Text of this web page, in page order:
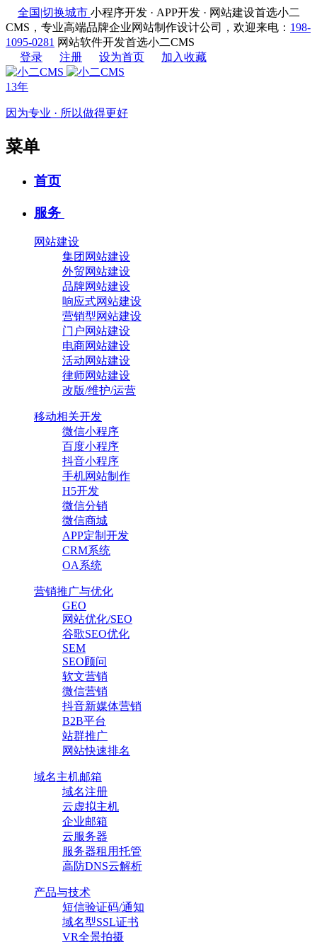
全国|切换城市 小程序开发 · APP开发 · 网站建设首选小二
CMS，专业高端品牌企业网站制作设计公司，欢迎来电： 198-
1095-0281 网站软件开发首选小二CMS
登录
注册 设为首页 加入收藏
13年
因为专业 · 所以做得更好
菜单
首页
服务
网站建设
集团网站建设
外贸网站建设
品牌网站建设
响应式网站建设
营销型网站建设
门户网站建设
电商网站建设
活动网站建设
律师网站建设
改版/维护/运营
移动相关开发
微信小程序
百度小程序
抖音小程序
手机网站制作
H5开发
微信分销
微信商城
APP定制开发
CRM系统
OA系统
营销推广与优化
GEO
网站优化/SEO
谷歌SEO优化
SEM
SEO顾问
软文营销
微信营销
抖音新媒体营销
B2B平台
站群推广
网站快速排名
域名主机邮箱
域名注册
云虚拟主机
企业邮箱
云服务器
服务器租用托管
高防DNS云解析
产品与技术
短信验证码/通知
域名型SSL证书
VR全景拍摄